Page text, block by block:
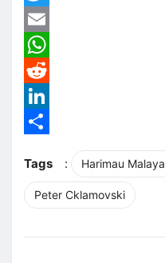
Twitter
Email
WhatsApp
Reddit
LinkedIn
Tags
: Harimau Malaya
Peter Cklamovski